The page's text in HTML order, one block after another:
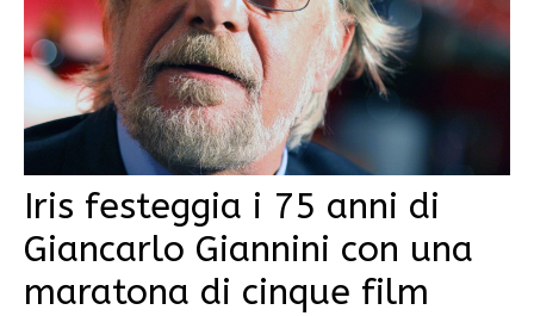
Iris festeggia i 75 anni di
Giancarlo Giannini con una
maratona di cinque film